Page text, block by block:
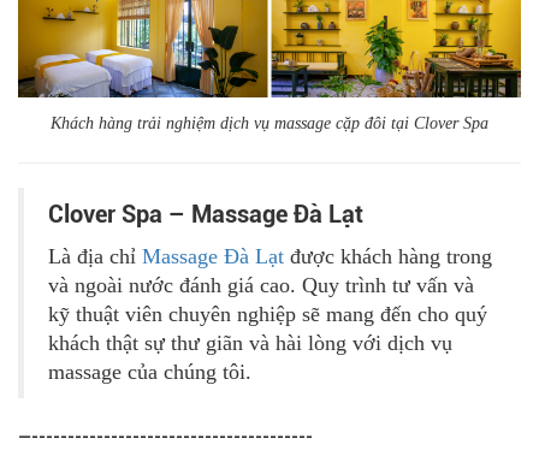
Khách hàng trải nghiệm dịch vụ massage cặp đôi tại Clover Spa
Clover Spa – Massage Đà Lạt
Là địa chỉ Massage Đà Lạt được khách hàng trong
và ngoài nước đánh giá cao. Quy trình tư vấn và
kỹ thuật viên chuyên nghiệp sẽ mang đến cho quý
khách thật sự thư giãn và hài lòng với dịch vụ
massage của chúng tôi.
—---------------------------------------